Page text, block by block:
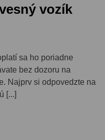
vozík
sa ho poriadne
bez dozoru na
Najprv si odpovedzte na
[...]